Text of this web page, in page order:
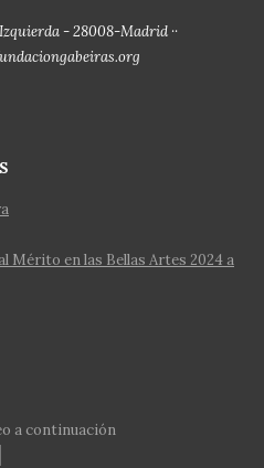
- 28008-Madrid ··
Mérito en las Bellas Artes 2024 a
a continuación